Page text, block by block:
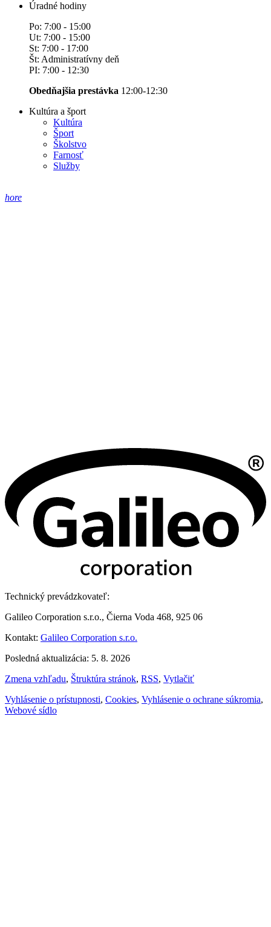
Úradné hodiny
Po: 7:00 - 15:00
Ut: 7:00 - 15:00
St: 7:00 - 17:00
Št: Administratívny deň
PI: 7:00 - 12:30
Obedňajšia prestávka 12:00-12:30
Kultúra a šport
Kultúra
Šport
Školstvo
Farnosť
Služby
hore
Technický prevádzkovateľ:
Galileo Corporation s.r.o., Čierna Voda 468, 925 06
Kontakt: Galileo Corporation s.r.o.
Posledná aktualizácia: 5. 8. 2026
Zmena vzhľadu, Štruktúra stránok, RSS, Vytlačiť
Vyhlásenie o prístupnosti, Cookies, Vyhlásenie o ochrane súkromia,
Webové sídlo